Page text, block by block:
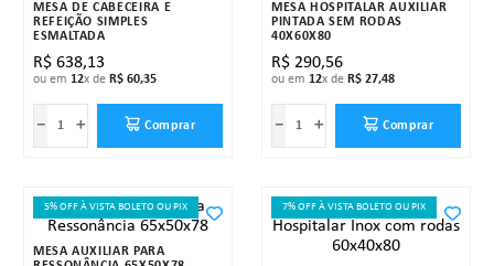
MESA DE CABECEIRA E
REFEIÇÃO SIMPLES
ESMALTADA
R$ 638,13
ou em 12x de R$ 60,35
＋
－ Comprar
MESA HOSPITALAR AUXILIAR
PINTADA SEM RODAS
40X60X80
R$ 290,56
ou em 12x de R$ 27,48
＋
－ Comprar
5% OFF À VISTA BOLETO OU PIX
MESA AUXILIAR PARA
7% OFF À VISTA BOLETO OU PIX